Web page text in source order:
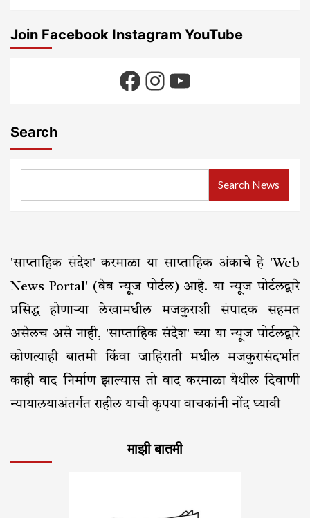
Join Facebook Instagram YouTube
Facebook
Instagram
YouTube
Search
Search News
'साप्ताहिक संदेश' करमाळा या साप्ताहिक अंकाचे हे 'Web
News Portal' (वेब न्यूज पोर्टल) आहे. या न्यूज पोर्टलद्वारे
प्रसिद्ध होणाऱ्या लेखामधील मजकुराशी संपादक सहमत
असेलच असे नाही, 'साप्ताहिक संदेश' च्या या न्यूज पोर्टलद्वारे
कोणत्याही बातमी किंवा जाहिराती मधील मजकुरासंदर्भात
काही वाद निर्माण झाल्यास तो वाद करमाळा येथील दिवाणी
न्यायालयाअंतर्गत राहील याची कृपया वाचकांनी नोंद घ्यावी
माझी बातमी